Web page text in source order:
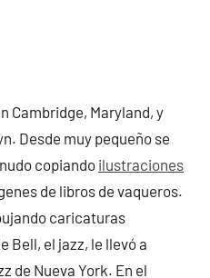
Cambridge, Maryland, y
Desde muy pequeño se
copiandoilustraciones
de libros de vaqueros.
caricaturas
Bell, el jazz, le llevó a
de Nueva York. En el